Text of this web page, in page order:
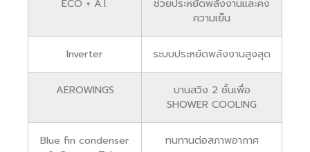
ECO + A.I.
ช่วยประหยัดพลังงานและคง
ความเย็น
Inverter ระบบประหยัดพลังงานสูงสุด
AEROWINGS
บานสวิง 2 ชั้นเพื่อ
SHOWER COOLING
Blue fin condenser
ทนทานต่อสภาพอากาศ